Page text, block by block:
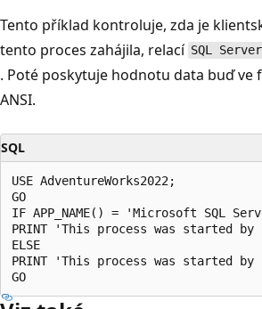
Tento příklad kontroluje, zda je
tento proces zahájila, relací SQL
. Poté poskytuje hodnotu data buď ve
ANSI.
SQL
USE AdventureWorks2022;
GO
IF APP_NAME() = 'Microsoft SQL
PRINT 'This process was started
ELSE
PRINT 'This process was started